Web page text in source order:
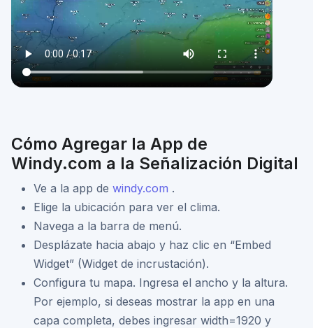
Cómo Agregar la App de
Windy.com a la Señalización Digital
Ve a la app de windy.com .
Elige la ubicación para ver el clima.
Navega a la barra de menú.
Desplázate hacia abajo y haz clic en “Embed
Widget” (Widget de incrustación).
Configura tu mapa. Ingresa el ancho y la altura.
Por ejemplo, si deseas mostrar la app en una
capa completa, debes ingresar width=1920 y